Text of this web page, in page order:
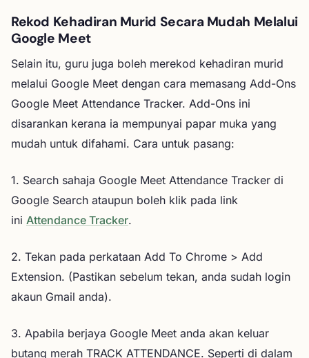
Rekod Kehadiran Murid Secara Mudah Melalui
Google Meet
Selain itu, guru juga boleh merekod kehadiran murid
melalui Google Meet dengan cara memasang Add-Ons
Google Meet Attendance Tracker. Add-Ons ini
disarankan kerana ia mempunyai papar muka yang
mudah untuk difahami. Cara untuk pasang:
1. Search sahaja Google Meet Attendance Tracker di
Google Search ataupun boleh klik pada link
ini Attendance Tracker.
2. Tekan pada perkataan Add To Chrome > Add
Extension. (Pastikan sebelum tekan, anda sudah login
akaun Gmail anda).
3. Apabila berjaya Google Meet anda akan keluar
butang merah TRACK ATTENDANCE. Seperti di dalam